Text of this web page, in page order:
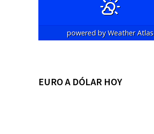
powered byWeather Atlas
EURO A DÓLAR HOY